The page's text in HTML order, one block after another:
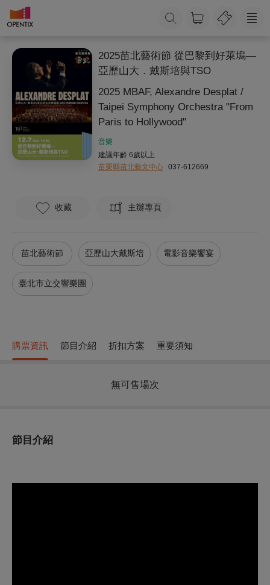
2025苗北藝術節 從巴黎到好萊塢—
亞歷山大．戴斯培與TSO
2025 MBAF, Alexandre Desplat /
Taipei Symphony Orchestra "From
Paris to Hollywood"
音樂
建議年齡 6歲以上
苗栗縣苗北藝文中心 037-612669
收藏 主辦專頁
苗北藝術節 亞歷山大戴斯培 電影音樂饗宴
臺北市立交響樂團
購票資訊 節目介紹 折扣方案 重要須知
無可售場次
節目介紹